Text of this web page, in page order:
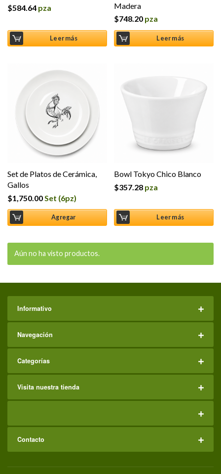
$584.64 pza
Leer más
Madera
$748.20 pza
Leer más
Set de Platos de Cerámica,
Gallos
$1,750.00 Set (6pz)
Agregar
Bowl Tokyo Chico Blanco
$357.28 pza
Leer más
Aún no ha visto productos.
Informativo
Navegación
Categorías
Visita nuestra tienda
Contacto